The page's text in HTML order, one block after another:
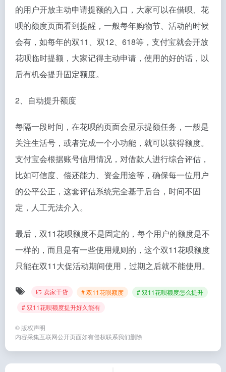
的用户开放主动申请提额的入口，大家可以在借呗、花
呗的额度页面看到提醒，一般每年购物节、活动的时候
会有，如每年的双11、双12、618等，支付宝就会开放
花呗临时提额，大家记得主动申请，使用的好的话，以
后有机会提升固定额度。
2、自动提升额度
每隔一段时间，在花呗的页面会显示提额任务，一般是
关注生活号，或者完成一个小功能，就可以获得额度。
支付宝会根据账号信用情况，对借款人进行综合评估，
比如可信度、偿还能力、资金用途等，确保每一位用户
的公平公正，这套评估系统完全基于后台，时间不固
定，人工无法介入。
最后，双11花呗额度不是固定的，每个用户的额度是不
一样的，而且是有一些使用规则的，这个双11花呗额度
只能在双11大促活动期间使用，过期之后就不能使用。
卖家干货 # 双11花呗额度
# 双11花呗额度怎么提升
# 双11花呗额度提升好久能有
© 版权声明
内容采集互联网公开页面如有侵权联系我们删除